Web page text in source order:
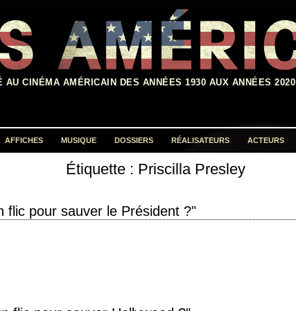
CINÉMA AMÉRICAIN DES ANNÉES 1930 AUX ANNÉES 2020
AFFICHES MUSIQUE DOSSIERS RÉALISATEURS ACTEURS
Étiquette : Priscilla Presley
flic pour sauver le Président ?"